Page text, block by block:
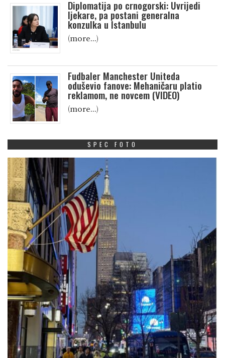
Diplomatija po crnogorski: Uvrijedi
ljekare, pa postani generalna
konzulka u Istanbulu
(more…)
Fudbaler Manchester Uniteda
oduševio fanove: Mehaničaru platio
reklamom, ne novcem (VIDEO)
(more…)
SPEC FOTO